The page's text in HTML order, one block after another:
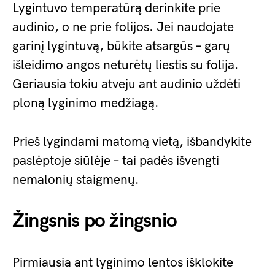
Lygintuvo temperatūrą derinkite prie
audinio, o ne prie folijos. Jei naudojate
garinį lygintuvą, būkite atsargūs – garų
išleidimo angos neturėtų liestis su folija.
Geriausia tokiu atveju ant audinio uždėti
ploną lyginimo medžiagą.
Prieš lygindami matomą vietą, išbandykite
paslėptoje siūlėje – tai padės išvengti
nemalonių staigmenų.
Žingsnis po žingsnio
Pirmiausia ant lyginimo lentos išklokite